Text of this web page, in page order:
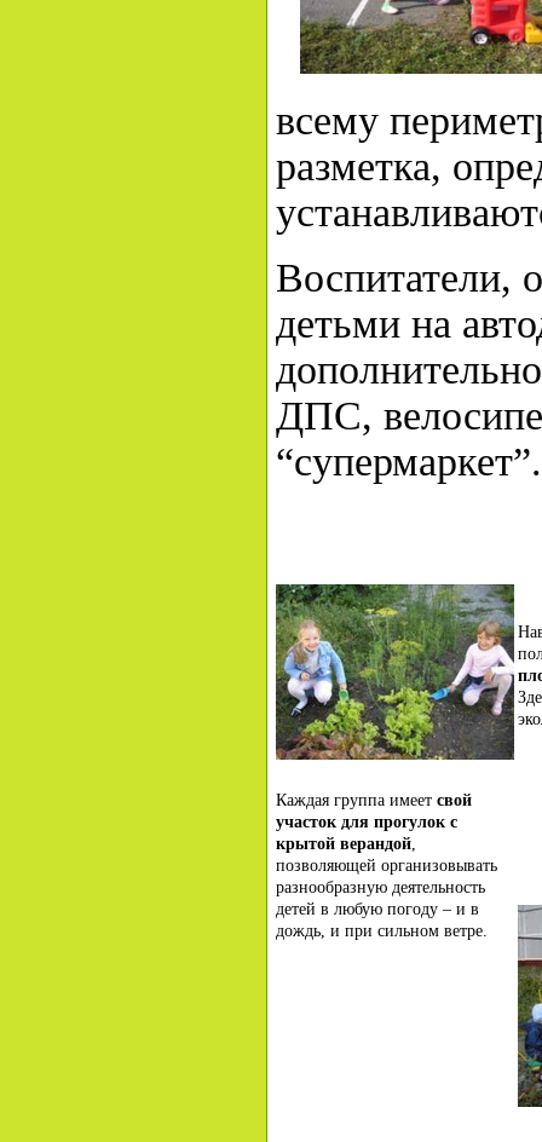
всему
разметка,
Воспитатели,
детьми на
ДПС,
“супермаркет”.
Каждая группа имеет свой
участок для прогулок с
крытой верандой
позволяющей организовывать
разнообразную деятельность
детей в любую погоду – и в
дождь, и при сильном ветре.